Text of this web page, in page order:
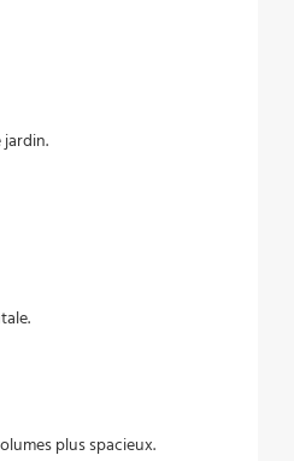
plus spacieux.